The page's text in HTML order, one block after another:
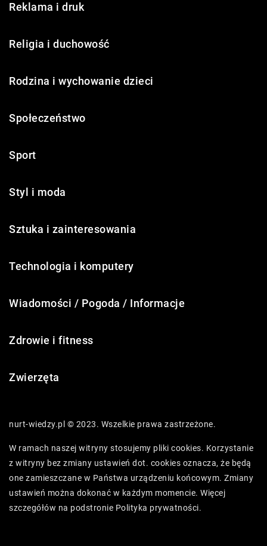
Reklama i druk
Religia i duchowość
Rodzina i wychowanie dzieci
Społeczeństwo
Sport
Styl i moda
Sztuka i zainteresowania
Technologia i komputery
Wiadomości / Pogoda / Informacje
Zdrowie i fitness
Zwierzęta
nurt-wiedzy.pl © 2023. Wszelkie prawa zastrzeżone.
W ramach naszej witryny stosujemy pliki cookies. Korzystanie
z witryny bez zmiany ustawień dot. cookies oznacza, że będą
one zamieszczane w Państwa urządzeniu końcowym. Zmiany
ustawień można dokonać w każdym momencie. Więcej
szczegółów na podstronie Polityka prywatności.